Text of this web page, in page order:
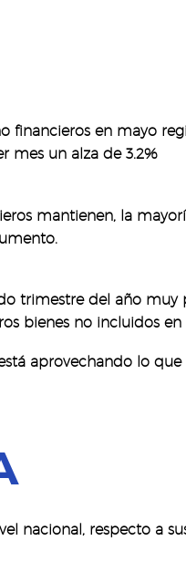
financieros en mayo
mes un alza de 3.2%
mantienen, la
trimestre del año
bienes no incluidos en
aprovechando lo
nacional, respecto a